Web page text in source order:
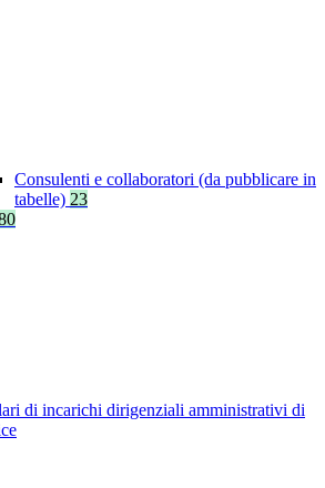
Consulenti e collaboratori (da pubblicare in
tabelle) 23
di incarichi dirigenziali amministrativi di